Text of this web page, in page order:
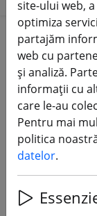
Home
461 Products
RAME
site-ului web,
optimiza
partajăm
web cu
și analiză.
informații cu
care le-au
Pentru mai
politica
datelor.